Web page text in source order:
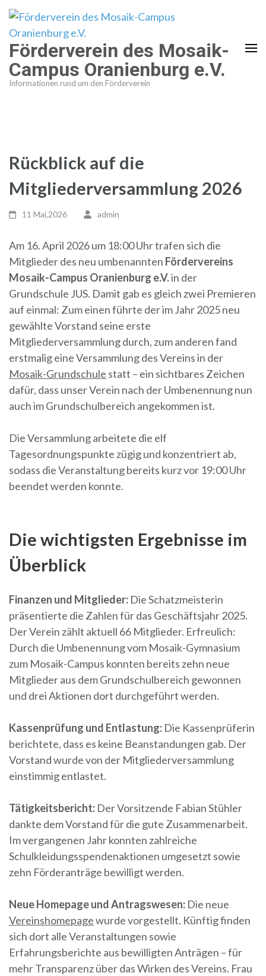
Zum
Inhalt
springen
(Enter
drücken)
Förderverein des Mosaik-
Campus Oranienburg e.V.
Informationen rund um den Förderverein
Rückblick auf die
Mitgliederversammlung 2026
11 Mai,2026 admin
Am 16. April 2026 um 18:00 Uhr trafen sich die
Mitglieder des neu umbenannten Fördervereins
Mosaik-Campus Oranienburg e.V.in der
Grundschule JUS. Damit gab es gleich zwei Premieren
auf einmal: Zum einen führte der im Jahr 2025 neu
gewählte Vorstand seine erste
Mitgliederversammlung durch, zum anderen fand
erstmalig eine Versammlung des Vereins in der
Mosaik-Grundschule statt – ein sichtbares Zeichen
dafür, dass unser Verein nach der Umbenennung nun
auch im Grundschulbereich angekommen ist.
Die Versammlung arbeitete die elf
Tagesordnungspunkte zügig und konzentriert ab,
sodass die Veranstaltung bereits kurz vor 19:00 Uhr
beendet werden konnte.
Die wichtigsten Ergebnisse im
Überblick
Finanzen und Mitglieder: Die Schatzmeisterin
präsentierte die Zahlen für das Geschäftsjahr 2025.
Der Verein zählt aktuell 66 Mitglieder. Erfreulich:
Durch die Umbenennung vom Mosaik-Gymnasium
zum Mosaik-Campus konnten bereits zehn neue
Mitglieder aus dem Grundschulbereich gewonnen
und drei Aktionen dort durchgeführt werden.
Kassenprüfung und Entlastung: Die Kassenprüferin
berichtete, dass es keine Beanstandungen gab. Der
Vorstand wurde von der Mitgliederversammlung
einstimmig entlastet.
Tätigkeitsbericht: Der Vorsitzende Fabian Stühler
dankte dem Vorstand für die gute Zusammenarbeit.
Im vergangenen Jahr konnten zahlreiche
Schulkleidungsspendenaktionen umgesetzt sowie
zehn Förderanträge bewilligt werden.
Neue Homepage und Antragswesen: Die neue
Vereinshomepagewurde vorgestellt. Künftig finden
sich dort alle Veranstaltungen sowie
Erfahrungsberichte aus bewilligten Anträgen – für
mehr Transparenz über das Wirken des Vereins. Frau